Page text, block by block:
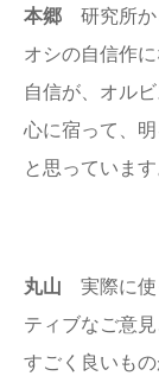
本郷 研究所か
オシの自信作
自信が、オル
心に宿って、
と思っています
丸山 実際に使
ティブなご意
すごく良いも